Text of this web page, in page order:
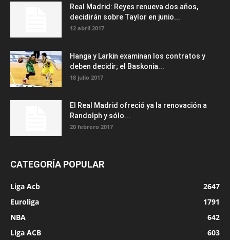
Real Madrid: Reyes renueva dos años,
decidirán sobre Taylor en junio...
12 abril 2017
Hanga y Larkin examinan los contratos y
deben decidir; el Baskonia...
18 julio 2017
El Real Madrid ofreció ya la renovación a
Randolph y sólo...
20 febrero 2017
CATEGORÍA POPULAR
Liga Acb
2647
Euroliga
1791
NBA
642
Liga ACB
603